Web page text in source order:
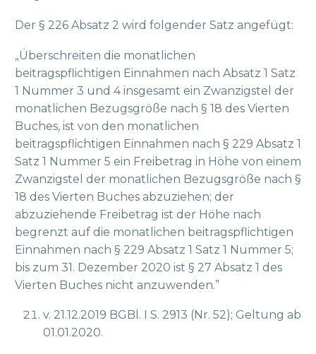
Der § 226 Absatz 2 wird folgender Satz angefügt:
„Überschreiten die monatlichen
beitragspflichtigen Einnahmen nach Absatz 1 Satz
1 Nummer 3 und 4 insgesamt ein Zwanzigstel der
monatlichen Bezugsgröße nach § 18 des Vierten
Buches, ist von den monatlichen
beitragspflichtigen Einnahmen nach § 229 Absatz 1
Satz 1 Nummer 5 ein Freibetrag in Höhe von einem
Zwanzigstel der monatlichen Bezugsgröße nach §
18 des Vierten Buches abzuziehen; der
abzuziehende Freibetrag ist der Höhe nach
begrenzt auf die monatlichen beitragspflichtigen
Einnahmen nach § 229 Absatz 1 Satz 1 Nummer 5;
bis zum 31. Dezember 2020 ist § 27 Absatz 1 des
Vierten Buches nicht anzuwenden.”
v. 21.12.2019 BGBl. I S. 2913 (Nr. 52); Geltung ab
01.01.2020.